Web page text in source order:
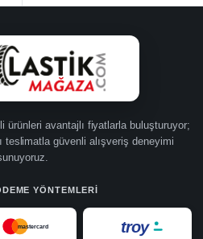
avantajlı fiyatlarla buluşturuyor;
teslimatla güvenli alışveriş deneyimi
YÖNTEMLERI
mastercard troy